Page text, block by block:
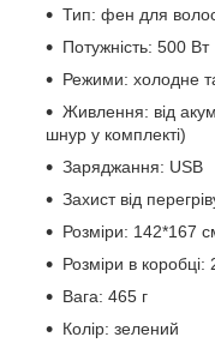
Тип: фен для
Потужність: 500 Вт
Режими: холодне
Живлення: від
шнур у комплекті)
Заряджання: USB
Захист від
Розміри: 142*167
Розміри в
Вага: 465 г
Колір: зелений